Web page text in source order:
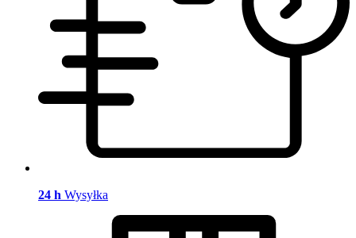
24 h Wysyłka